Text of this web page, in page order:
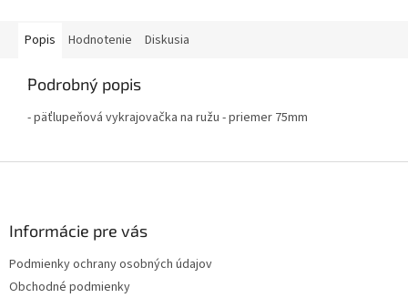
Popis Hodnotenie Diskusia
Podrobný popis
- päťlupeňová vykrajovačka na ružu - priemer 75mm
Informácie pre vás
Podmienky ochrany osobných údajov
Obchodné podmienky